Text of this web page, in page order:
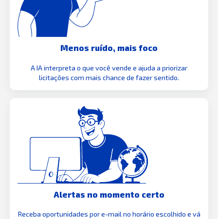
Menos ruído, mais foco
A IA interpreta o que você vende e ajuda a priorizar
licitações com mais chance de fazer sentido.
Alertas no momento certo
Receba oportunidades por e-mail no horário escolhido e vá